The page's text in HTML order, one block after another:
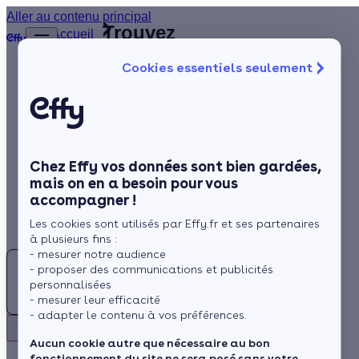
Cookies essentiels seulement
Chez Effy vos données sont bien gardées,
mais on en a besoin pour vous
accompagner !
Les cookies sont utilisés par Effy.fr et ses partenaires
à plusieurs fins :
- mesurer notre audience
- proposer des communications et publicités
personnalisées
- mesurer leur efficacité
- adapter le contenu à vos préférences.
Aucun cookie autre que nécessaire au bon
Aller au contenu principal
Chauffage
Rénovation globale
Aides et Primes
Actualités
Espace Client
Accueil
du fil
d’Ariane
Hautes-Pyrénées
Trouvez
meilleur
(65)
Rechercher
Besoin d'un Installateur de fenêtres aux Hautes-